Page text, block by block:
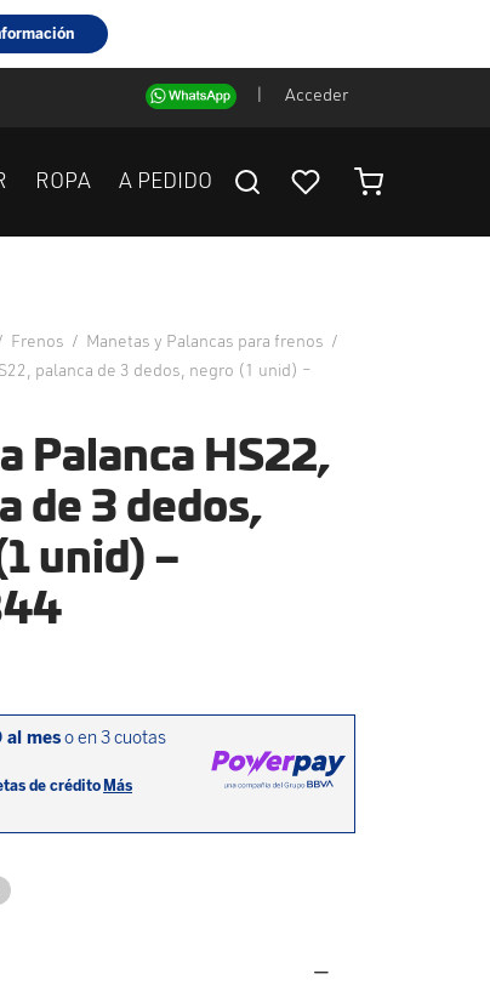
Acceder
ROPA A PEDIDO
Frenos / Manetas y Palancas para frenos /
palanca de 3 dedos, negro (1 unid) –
Palanca HS22,
de 3 dedos,
unid) –